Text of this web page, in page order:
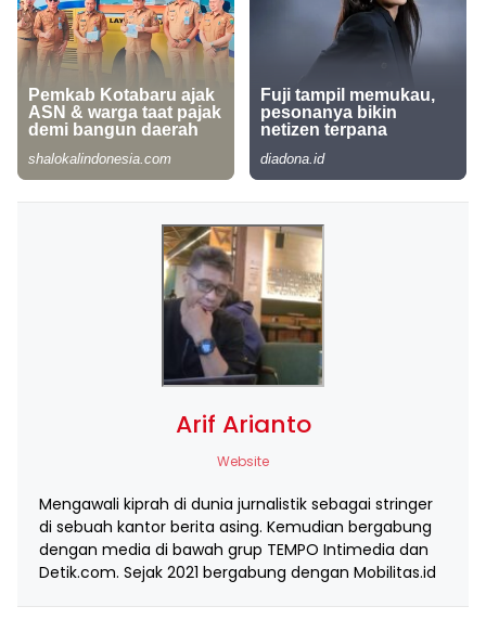
Arif Arianto
Website
Mengawali kiprah di dunia jurnalistik sebagai stringer
di sebuah kantor berita asing. Kemudian bergabung
dengan media di bawah grup TEMPO Intimedia dan
Detik.com. Sejak 2021 bergabung dengan Mobilitas.id